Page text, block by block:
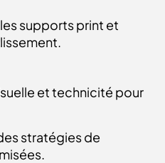
supports print et
et technicité pour
stratégies de